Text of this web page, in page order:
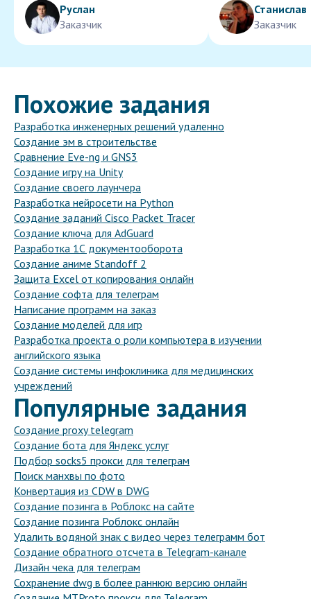
Руслан
Заказчик
Станислав
Заказчик
Похожие задания
Разработка инженерных решений удаленно
Создание эм в строительстве
Сравнение Eve-ng и GNS3
Создание игру на Unity
Создание своего лаунчера
Разработка нейросети на Python
Создание заданий Cisco Packet Tracer
Создание ключа для AdGuard
Разработка 1С документооборота
Создание аниме Standoff 2
Защита Excel от копирования онлайн
Создание софта для телеграм
Написание программ на заказ
Создание моделей для игр
Разработка проекта о роли компьютера в изучении
английского языка
Создание системы инфоклиника для медицинских
учреждений
Популярные задания
Создание proxy telegram
Создание бота для Яндекс услуг
Подбор socks5 прокси для телеграм
Поиск манхвы по фото
Конвертация из CDW в DWG
Создание позинга в Роблокс на сайте
Создание позинга Роблокс онлайн
Удалить водяной знак с видео через телеграмм бот
Создание обратного отсчета в Telegram-канале
Дизайн чека для телеграм
Сохранение dwg в более раннюю версию онлайн